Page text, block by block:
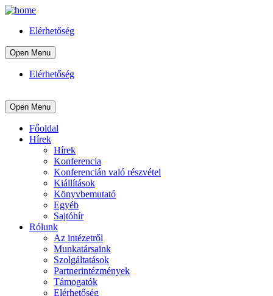
Elérhetőség
Open Menu
Elérhetőség
Open Menu
Főoldal
Hírek
Hírek
Konferencia
Konferencián való részvétel
Kiállítások
Könyvbemutató
Egyéb
Sajtóhír
Rólunk
Az intézetről
Munkatársaink
Szolgáltatások
Partnerintézmények
Támogatók
Elérhetőség